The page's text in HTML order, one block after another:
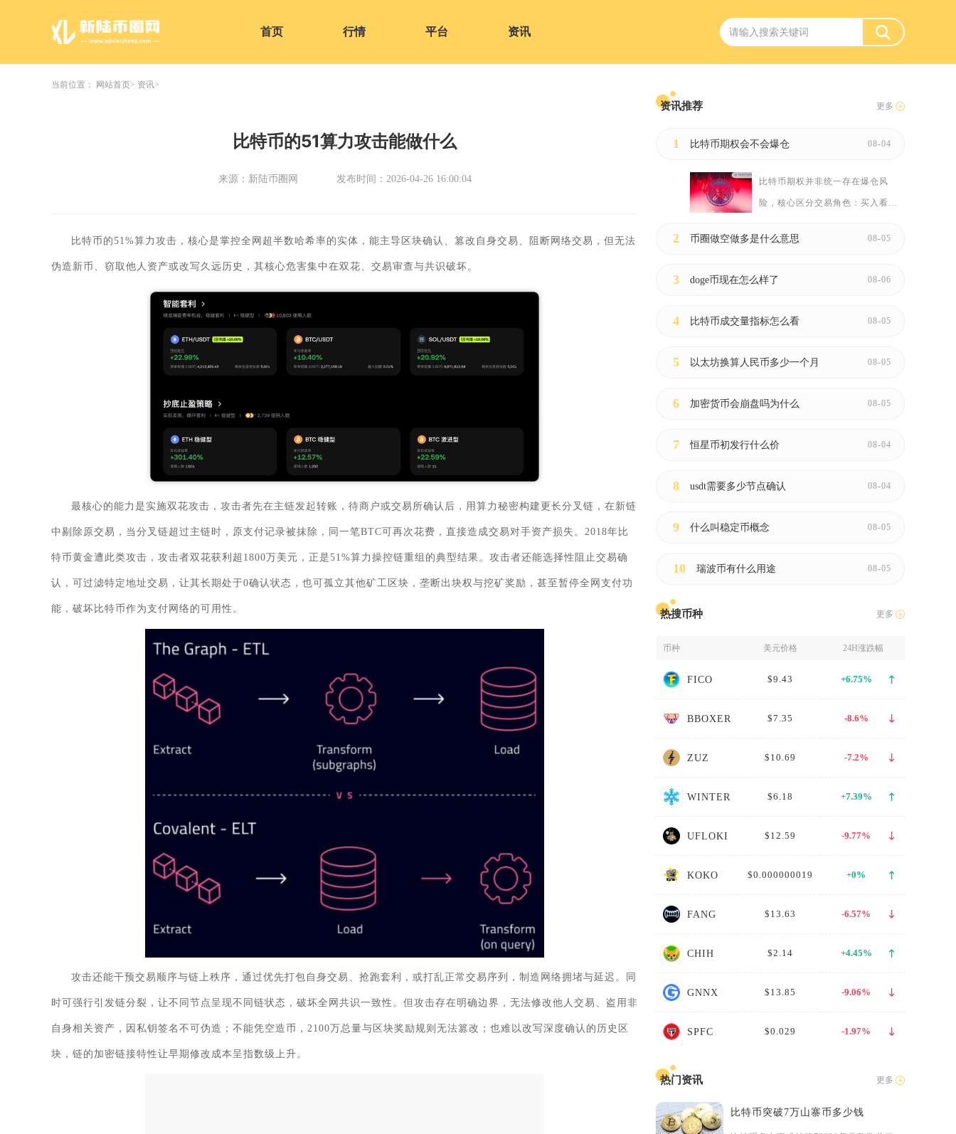
首页 行情 平台 资讯
当前位置： 网站首页 资讯
比特币的51算力攻击能做什么
来源：新陆币圈网 发布时间：2026-04-26 16:00:04
比特币的51%算力攻击，核心是掌控全网超半数哈希率的实体，能主导区块确认、篡改自身交易、阻断网络交易，但无法
伪造新币、窃取他人资产或改写久远历史，其核心危害集中在双花、交易审查与共识破坏。
最核心的能力是实施双花攻击，攻击者先在主链发起转账，待商户或交易所确认后，用算力秘密构建更长分叉链，在新链
中剔除原交易，当分叉链超过主链时，原支付记录被抹除，同一笔BTC可再次花费，直接造成交易对手资产损失。2018年比
特币黄金遭此类攻击，攻击者双花获利超1800万美元，正是51%算力操控链重组的典型结果。攻击者还能选择性阻止交易确
认，可过滤特定地址交易，让其长期处于0确认状态，也可孤立其他矿工区块，垄断出块权与挖矿奖励，甚至暂停全网支付功
能，破坏比特币作为支付网络的可用性。
攻击还能干预交易顺序与链上秩序，通过优先打包自身交易、抢跑套利，或打乱正常交易序列，制造网络拥堵与延迟。同
时可强行引发链分裂，让不同节点呈现不同链状态，破坏全网共识一致性。但攻击存在明确边界，无法修改他人交易、盗用非
自身相关资产，因私钥签名不可伪造；不能凭空造币，2100万总量与区块奖励规则无法篡改；也难以改写深度确认的历史区
块，链的加密链接特性让早期修改成本呈指数级上升。
资讯推荐 更多
1 比特币期权会不会爆仓 08-04
比特币期权并非统一存在爆仓风
险，核心区分交易角色：买入看
2 币圈做空做多是什么意思 08-05
3 doge币现在怎么样了 08-06
4 比特币成交量指标怎么看 08-05
5 以太坊换算人民币多少一个月 08-05
6 加密货币会崩盘吗为什么 08-05
7 恒星币初发行什么价 08-04
8 usdt需要多少节点确认 08-04
9 什么叫稳定币概念 08-05
10 瑞波币有什么用途 08-05
热搜币种 更多
币种 美元价格 24H涨跌幅
FICO $9.43 +6.75%
BBOXER $7.35 -8.6%
ZUZ $10.69 -7.2%
WINTER $6.18 +7.39%
UFLOKI $12.59 -9.77%
KOKO $0.000000019 +0%
FANG $13.63 -6.57%
CHIH $2.14 +4.45%
GNNX $13.85 -9.06%
SPFC $0.029 -1.97%
热门资讯 更多
比特币突破7万山寨币多少钱